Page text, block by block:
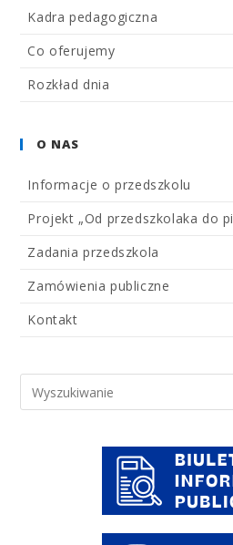
Kadra pedagogiczna
Co oferujemy
Rozkład dnia
O NAS
Informacje o przedszkolu
Projekt „Od przedszkolaka do
Zadania przedszkola
Zamówienia publiczne
Kontakt